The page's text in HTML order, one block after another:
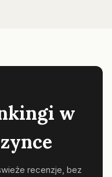
w
recenzje, bez